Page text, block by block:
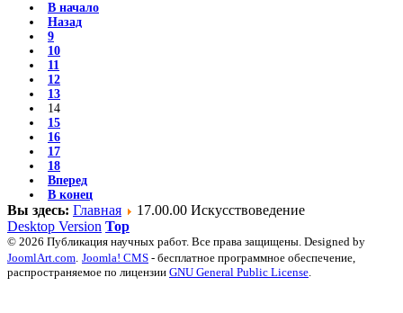
В начало
Назад
9
10
11
12
13
14
15
16
17
18
Вперед
В конец
Вы здесь: Главная
17.00.00 Искусствоведение
Desktop Version Top
© 2026 Публикация научных работ. Все права защищены. Designed by
JoomlArt.com. Joomla! CMS - бесплатное программное обеспечение,
распространяемое по лицензии GNU General Public License.